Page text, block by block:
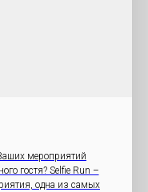
мероприятий
гостя? Selfie Run –
одна из самых